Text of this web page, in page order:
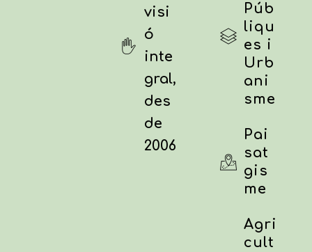
visi
ó
inte
gral,
des
de
2006
Púb
liqu
es i
Urb
ani
sme
Pai
sat
gis
me
Agri
cult